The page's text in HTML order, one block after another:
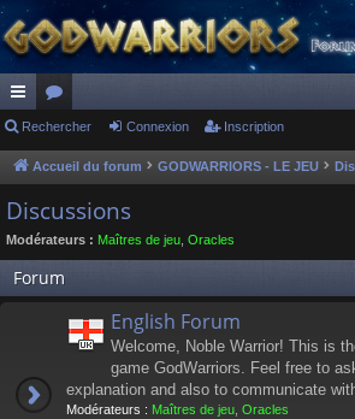
ac
co
ur
ci
s
or
u
s
Rechercher Connexion Inscription
Accueil du forum GODWARRIORS - LE JEU
Discussions
Modérateurs : Maîtres de jeu Oracles
Forum
English Forum
Welcome, Noble Warrior! This is
game GodWarriors. Feel free to
explanation and also to communicate
Modérateurs : Maîtres de jeu Oracles